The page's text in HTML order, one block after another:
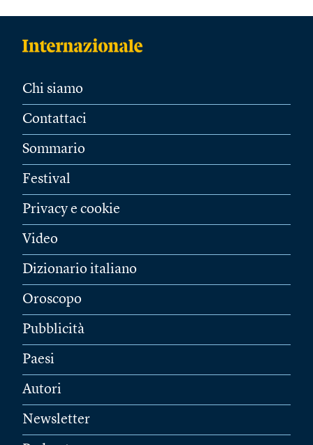
Chi siamo
Contattaci
Sommario
Festival
Privacy e cookie
Video
Dizionario italiano
Oroscopo
Pubblicità
Paesi
Autori
Newsletter